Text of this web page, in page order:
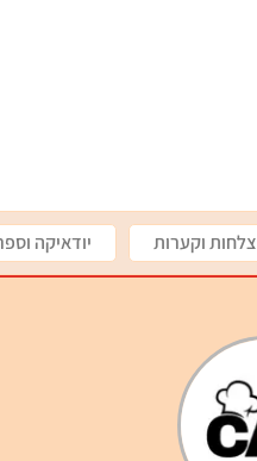
צלחות וקערות יודאיקה